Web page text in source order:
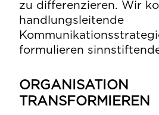
zu differenzieren. Wir
handlungsleitende
formulieren
ORGANISATION
TRANSFORMIEREN